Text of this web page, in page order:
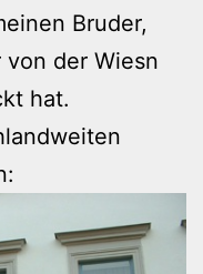
Bruder,
der Wiesn
hat.